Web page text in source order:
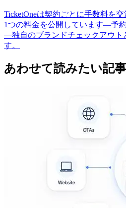
TicketOneは契約ごとに手数料を
1つの料金を公開しています—予
—独自のブランドチェックアウト
す。
あわせて読みたい記事